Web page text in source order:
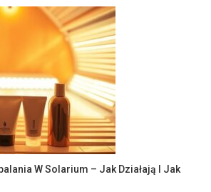
W Solarium – Jak Działają I Jak